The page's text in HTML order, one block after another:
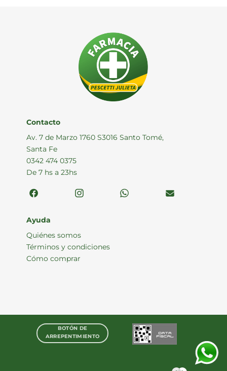
Contacto
Av. 7 de Marzo 1760 S3016 Santo Tomé,
Santa Fe
0342 474 0375
De 7 hs a 23hs
Ayuda
Quiénes somos
Términos y condiciones
Cómo comprar
BOTÓN DE
ARREPENTIMIENTO